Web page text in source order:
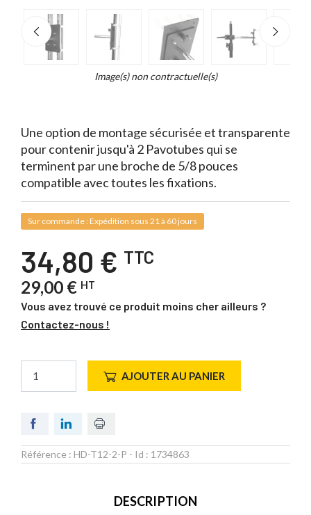
Image(s) non contractuelle(s)
Une option de montage sécurisée et transparente
pour contenir jusqu'à 2 Pavotubes qui se
terminent par une broche de 5/8 pouces
compatible avec toutes les fixations.
Sur commande : Expédition sous 21 à 60 jours
34,80 € TTC
29,00 € HT
Vous avez trouvé ce produit moins cher ailleurs ?
Contactez-nous !
AJOUTER AU PANIER
Référence : HD-T12-2-P - Id : 1734863
DESCRIPTION